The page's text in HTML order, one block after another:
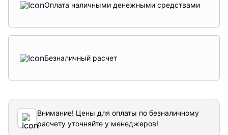
Оплата наличными денежными средствами
Безналичный расчет
Внимание! Цены для оплаты по безналичному
расчету уточняйте у менеджеров!